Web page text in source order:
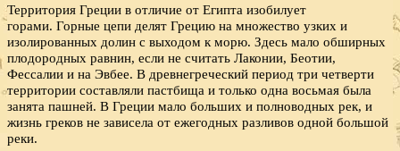
Территория Греции в отличие от Египта изобилует
горами. Горные цепи делят Грецию на множество узких и
изолированных долин с выходом к морю. Здесь мало обширных
плодородных равнин, если не считать Лаконии, Беотии,
Фессалии и на Эвбее. В древнегреческий период три четверти
территории составляли пастбища и только одна восьмая была
занята пашней. В Греции мало больших и полноводных рек, и
жизнь греков не зависела от ежегодных разливов одной большой
реки.